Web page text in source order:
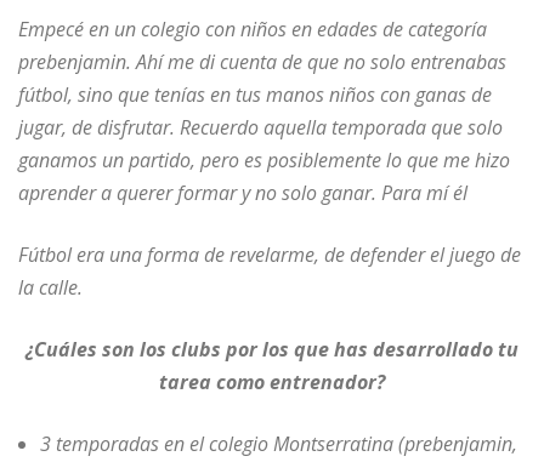
Empecé en un colegio con niños en edades de categoría
prebenjamin. Ahí me di cuenta de que no solo entrenabas
fútbol, sino que tenías en tus manos niños con ganas de
jugar, de disfrutar. Recuerdo aquella temporada que solo
ganamos un partido, pero es posiblemente lo que me hizo
aprender a querer formar y no solo ganar. Para mí él
Fútbol era una forma de revelarme, de defender el juego de
la calle.
¿Cuáles son los clubs por los que has desarrollado tu
tarea como entrenador?
3 temporadas en el colegio Montserratina (prebenjamin,